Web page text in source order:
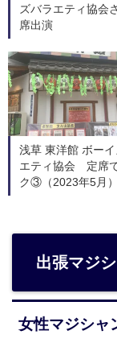
ズバラエティ協会
席出演
浅草 東洋館 ボーイ
エティ協会 定席
ク③（2023年5月）
出張マジ
女性マジシャ